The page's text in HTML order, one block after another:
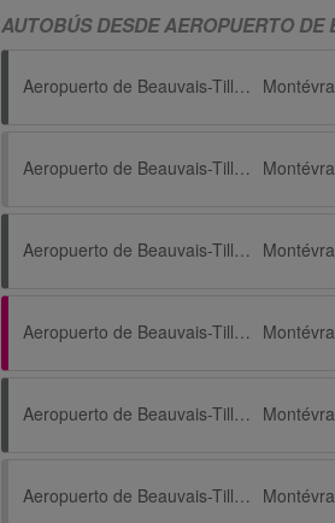
AUTOBÚS DESDE AEROPUERTO
Aeropuerto de Beauvais-Tillé (BVA) via Tillé
Aeropuerto de Beauvais-Tillé (BVA)
Aeropuerto de Beauvais-Tillé (BVA) via Tillé
Aeropuerto de Beauvais-Tillé (BVA)
Aeropuerto de Beauvais-Tillé (BVA) via Tillé
Aeropuerto de Beauvais-Tillé (BVA)